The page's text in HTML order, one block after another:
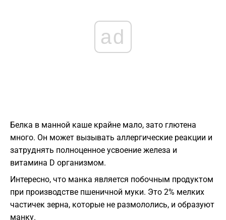
ad
Белка в манной каше крайне мало, зато глютена
много. Он может вызывать аллергические реакции и
затруднять полноценное усвоение железа и
витамина D организмом.
Интересно, что манка является побочным продуктом
при производстве пшеничной муки. Это 2% мелких
частичек зерна, которые не размололись, и образуют
манку.